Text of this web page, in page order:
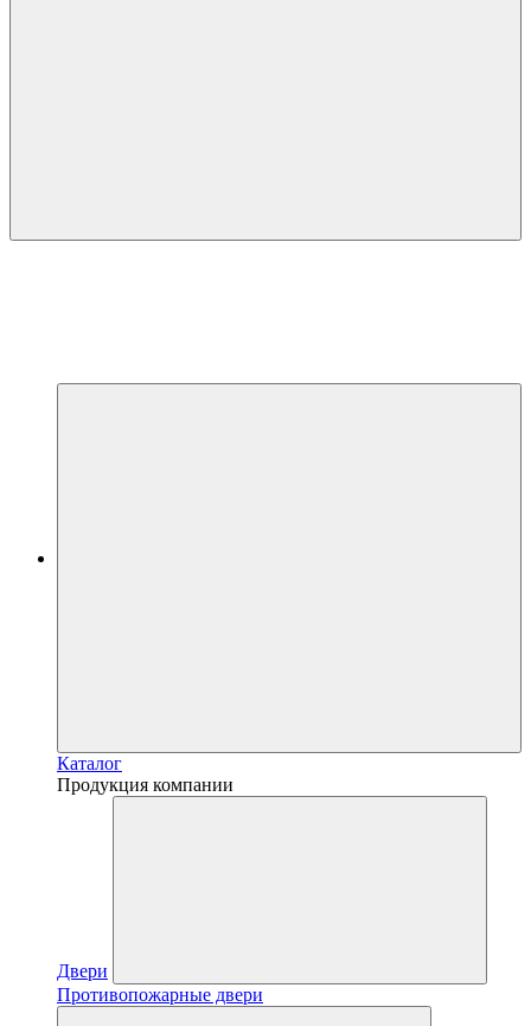
Каталог
Продукция компании
Двери
Противопожарные двери